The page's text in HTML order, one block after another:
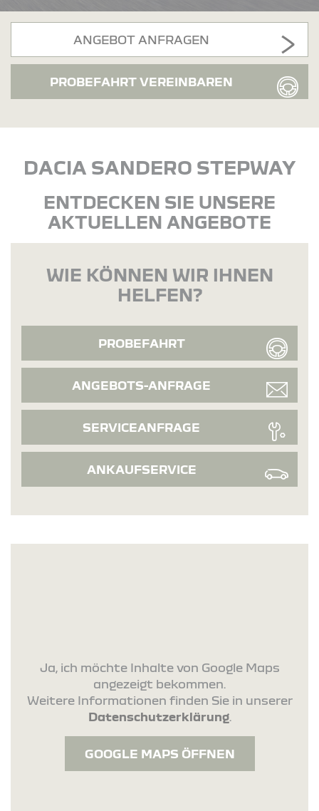
ANGEBOT ANFRAGEN
PROBEFAHRT VEREINBAREN
DACIA SANDERO STEPWAY
ENTDECKEN SIE UNSERE
AKTUELLEN ANGEBOTE
WIE KÖNNEN WIR IHNEN
HELFEN?
PROBEFAHRT
ANGEBOTS-ANFRAGE
SERVICEANFRAGE
ANKAUFSERVICE
Ja, ich möchte Inhalte von Google Maps
angezeigt bekommen.
Weitere Informationen finden Sie in unserer
Datenschutzerklärung.
GOOGLE MAPS ÖFFNEN